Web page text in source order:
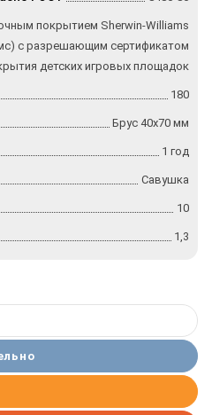
покрытием Sherwin-Williams
с разрешающим сертификатом
детских игровых площадок
180
Брус 40х70 мм
1 год
Савушка
10
1,3